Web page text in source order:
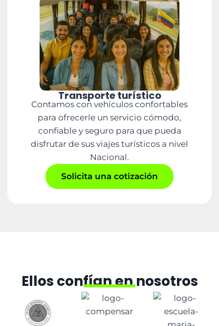
Transporte turístico
Contamos con vehículos confortables
para ofrecerle un servicio cómodo,
confiable y seguro para que pueda
disfrutar de sus viajes turísticos a nivel
Nacional.
Solicita una cotización
Ellos confían en nosotros